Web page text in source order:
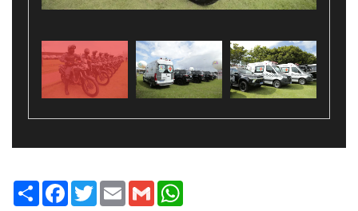
Share Facebook
TwitterEmail Gmail